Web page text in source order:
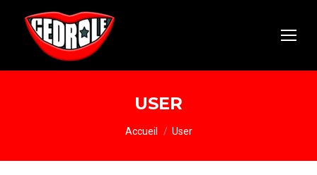
USER
Vous êtes ici :
Accueil User